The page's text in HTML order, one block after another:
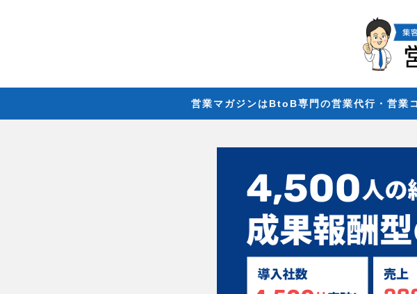
営業マガジンはBtoB専門の営業代行・営業